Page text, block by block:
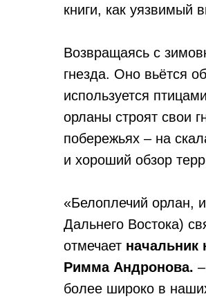
книги, как уязвимый
Возвращаясь с
гнезда. Оно вьётся
используется
орланы строят свои
побережьях – на
и хороший обзор
«Белоплечий орлан,
Дальнего Востока)
отмечает начальник
Римма Андронова.
более широко в